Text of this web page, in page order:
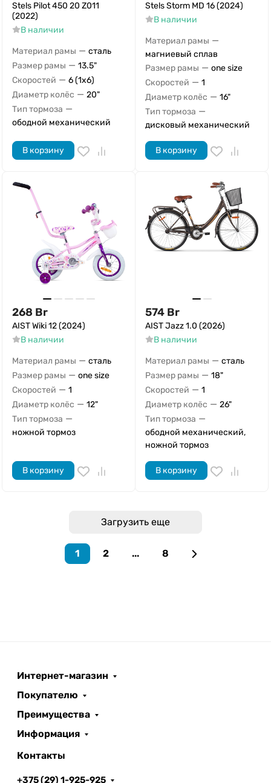
Stels Pilot 450 20 Z011
(2022)
В наличии
Материал рамы — сталь
Размер рамы — 13.5"
Скоростей — 6 (1x6)
Диаметр колёс — 20"
Тип тормоза —
ободной механический
В корзину
Stels Storm MD 16 (2024)
В наличии
Материал рамы —
магниевый сплав
Размер рамы — one size
Скоростей — 1
Диаметр колёс — 16"
Тип тормоза —
дисковый механический
В корзину
268 Br
AIST Wiki 12 (2024)
В наличии
Материал рамы — сталь
Размер рамы — one size
Скоростей — 1
Диаметр колёс — 12"
Тип тормоза —
ножной тормоз
В корзину
574 Br
AIST Jazz 1.0 (2026)
В наличии
Материал рамы — сталь
Размер рамы — 18"
Скоростей — 1
Диаметр колёс — 26"
Тип тормоза —
ободной механический,
ножной тормоз
В корзину
Загрузить еще
1 2 ... 8
Интернет-магазин
Покупателю
Преимущества
Информация
Контакты
+375 (29) 1-925-925